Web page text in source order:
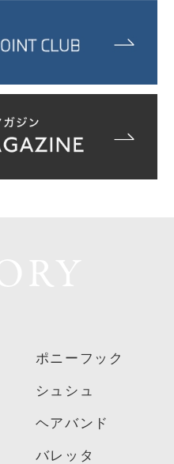
ポニーフック
シュシュ
ヘアバンド
バレッタ